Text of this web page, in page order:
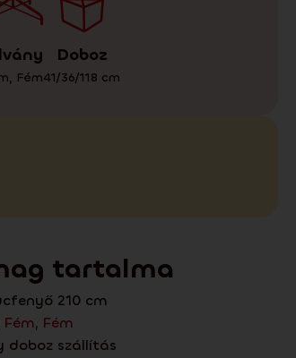
, Fém
Doboz
41/36/118 cm
tartalma
210 cm
Fém, Fém
doboz szállítás